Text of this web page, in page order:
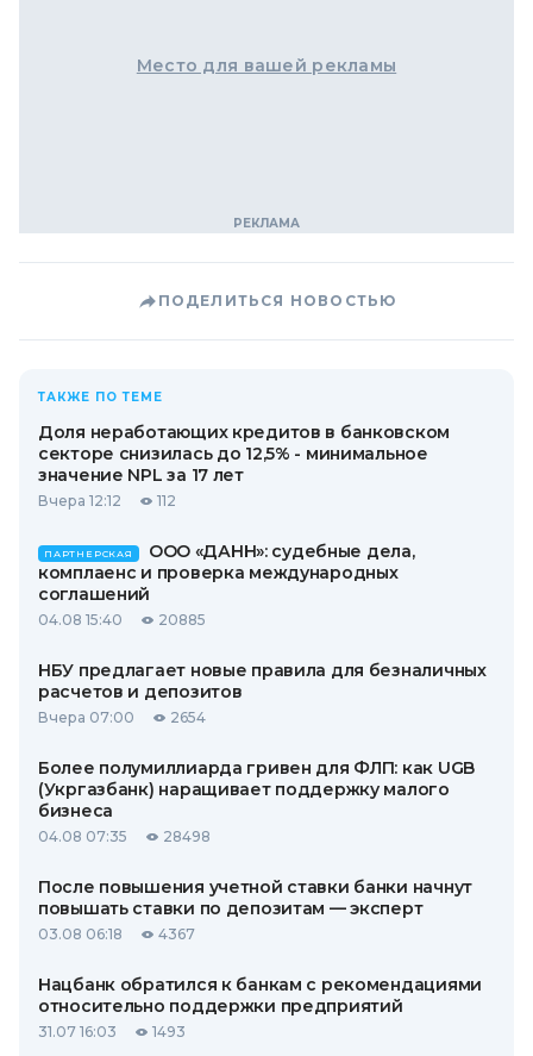
Место для вашей рекламы
ПОДЕЛИТЬСЯ НОВОСТЬЮ
ТАКЖЕ ПО ТЕМЕ
Доля неработающих кредитов в банковском
секторе снизилась до 12,5% - минимальное
значение NPL за 17 лет
Вчера 12:12 112
ПАРТНЕРСКАЯ
ООО «ДАНН»: судебные дела,
комплаенс и проверка международных
соглашений
04.08 15:40 20885
НБУ предлагает новые правила для безналичных
расчетов и депозитов
Вчера 07:00 2654
Более полумиллиарда гривен для ФЛП: как UGB
(Укргазбанк) наращивает поддержку малого
бизнеса
04.08 07:35 28498
После повышения учетной ставки банки начнут
повышать ставки по депозитам — эксперт
03.08 06:18 4367
Нацбанк обратился к банкам с рекомендациями
относительно поддержки предприятий
31.07 16:03 1493